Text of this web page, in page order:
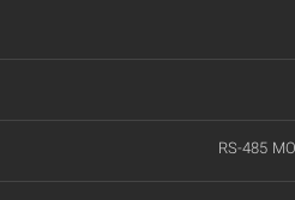
RS-485